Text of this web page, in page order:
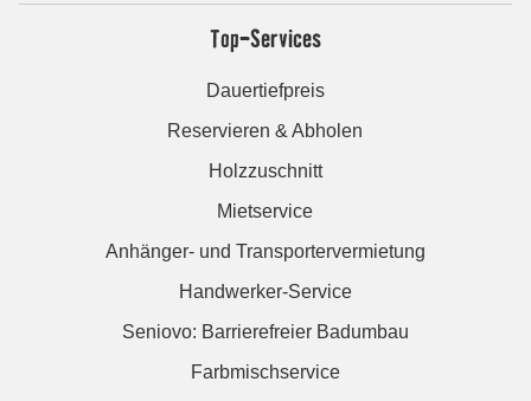
Top-Services
Dauertiefpreis
Reservieren & Abholen
Holzzuschnitt
Mietservice
Anhänger- und Transportervermietung
Handwerker-Service
Seniovo: Barrierefreier Badumbau
Farbmischservice